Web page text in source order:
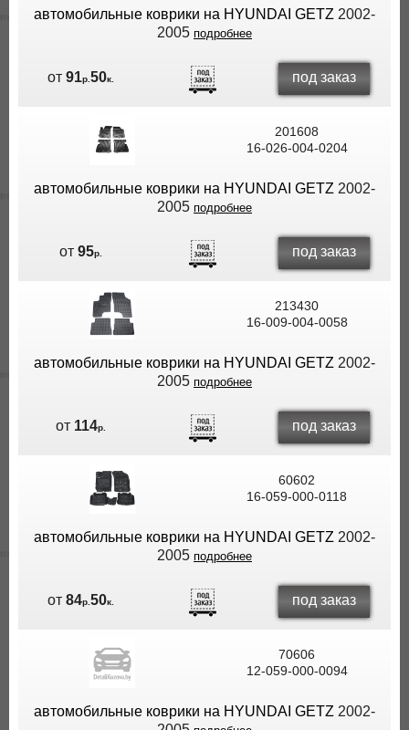
автомобильные коврики на HYUNDAI GETZ 2002-
2005 подробнее
от91р.50к. под заказ
201608
16-026-004-0204
автомобильные коврики на HYUNDAI GETZ 2002-
2005 подробнее
от95р. под заказ
213430
16-009-004-0058
автомобильные коврики на HYUNDAI GETZ 2002-
2005 подробнее
от 114р. под заказ
60602
16-059-000-0118
автомобильные коврики на HYUNDAI GETZ 2002-
2005 подробнее
от84р.50к. под заказ
70606
12-059-000-0094
автомобильные коврики на HYUNDAI GETZ 2002-